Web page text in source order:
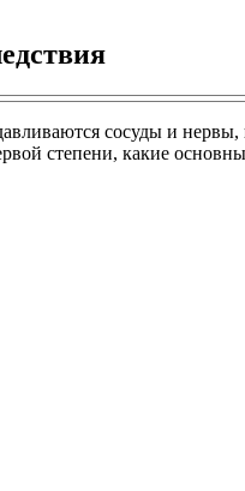
сосуды и
степени, какие